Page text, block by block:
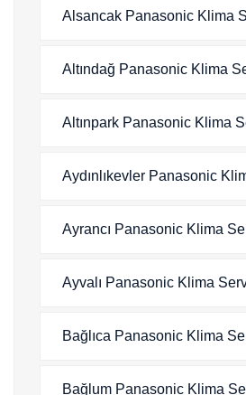
Alsancak Panasonic Klima
Altındağ Panasonic Klima
Altınpark Panasonic Klima
Aydınlıkevler Panasonic
Ayrancı Panasonic Klima
Ayvalı Panasonic Klima
Bağlıca Panasonic Klima
Bağlum Panasonic Klima